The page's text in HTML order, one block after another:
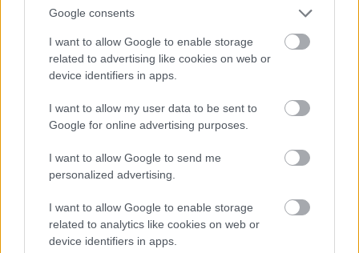
Google consents
I want to allow Google to enable storage
related to advertising like cookies on web or
device identifiers in apps.
I want to allow my user data to be sent to
Google for online advertising purposes.
I want to allow Google to send me
personalized advertising.
I want to allow Google to enable storage
related to analytics like cookies on web or
device identifiers in apps.